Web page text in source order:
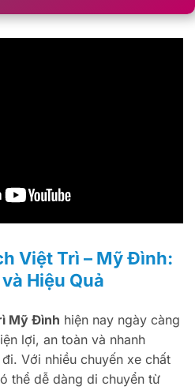
Việt Trì – Mỹ Đình:
Hiệu Quả
Mỹ Đình hiện nay ngày càng
lợi, an toàn và nhanh
Với nhiều chuyến xe chất
thể dễ dàng di chuyển từ